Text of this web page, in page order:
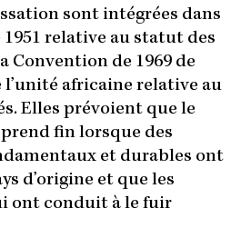
sont intégrées dans
relative au statut des
Convention de 1969 de
l’unité africaine relative au
Elles prévoient que le
fin lorsque des
et durables ont
d’origine et que les
ont conduit à le fuir